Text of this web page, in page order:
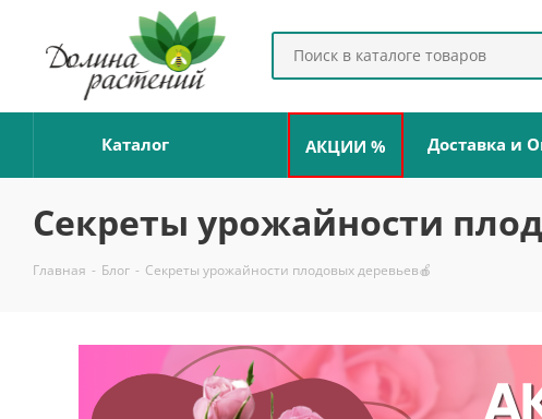
Каталог АКЦИИ % Доставка и
Секреты урожайности
Главная - Блог - Секреты урожайности плодовых деревьев🍎